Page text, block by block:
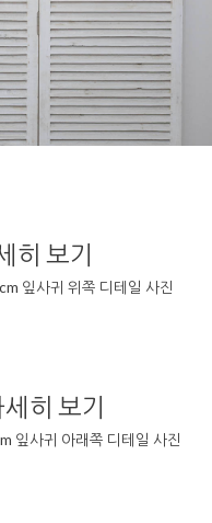
히 보기
히 보기